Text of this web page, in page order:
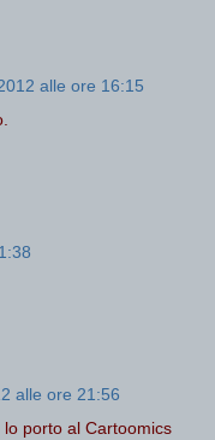
alle ore 16:15
alle ore 21:56
porto al Cartoomics